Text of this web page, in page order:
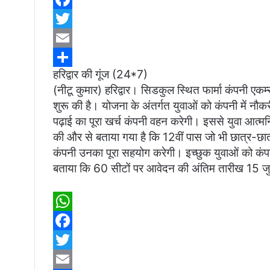
h
a
s
A
p
p
F
a
c
e
b
o
o
k
T
w
i
t
t
e
r
E
m
a
i
l
S
h
a
r
e
हरिद्वार की गूंज (24*7)
(नीटू कुमार) हरिद्वार। सिडकुल स्थित फार्मा कंपनी
शुरू की है। योजना के अंतर्गत युवाओं को कंपनी में
पढ़ाई का पूरा खर्च कंपनी वहन करेगी। इससे युवा
की और से बताया गया है कि 12वीं पास जो भी छात्र-
कंपनी उनका पूरा सहयोग करेगी। इच्छुक युवाओं को
बताया कि 60 सीटों पर आवेदन की अंतिम तारीख 15
W
h
a
F
a
T